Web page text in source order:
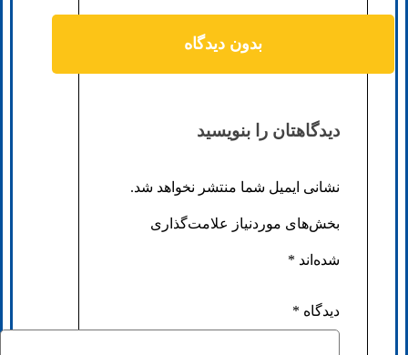
بدون دیدگاه
دیدگاهتان را بنویسید
نشانی ایمیل شما منتشر نخواهد شد.
بخش‌های موردنیاز علامت‌گذاری
شده‌اند *
دیدگاه *